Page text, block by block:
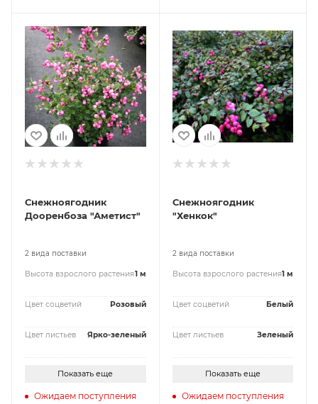
Снежноягодник
Дооренбоза "Аметист"
2 вида поставки
Высота взрослого растения1 м
Цвет соцветий Розовый
Цвет листьев Ярко-зеленый
Показать еще
Ожидаем поступления
Снежноягодник
"Хенкок"
2 вида поставки
Высота взрослого растения1 м
Цвет соцветий Белый
Цвет листьев Зеленый
Показать еще
Ожидаем поступления